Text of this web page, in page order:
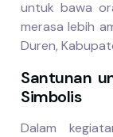
untuk bawa
merasa lebih
Duren,
Santunan
Simbolis
Dalam